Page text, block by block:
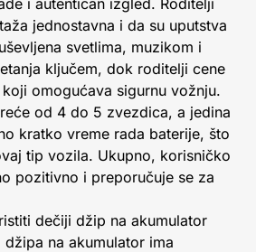
i autentičan izgled. Roditelji
jednostavna i da su uputstva
svetlima, muzikom i
ključem, dok roditelji cene
omogućava sigurnu vožnju.
od 4 do 5 zvezdica, a jedina
kratko vreme rada baterije, što
tip vozila. Ukupno, korisničko
pozitivno i preporučuje se za
dečiji džip na akumulator
na akumulator ima